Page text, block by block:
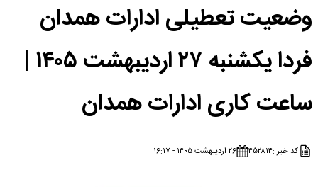
وضعیت تعطیلی ادارات همدان
فردا یکشنبه ۲۷ اردیبهشت ۱۴۰۵ |
ساعت کاری ادارات همدان
کد خبر :۴۵۲۸۱۴ ۲۶ اردیبهشت ۱۴۰۵ - ۱۶:۱۷